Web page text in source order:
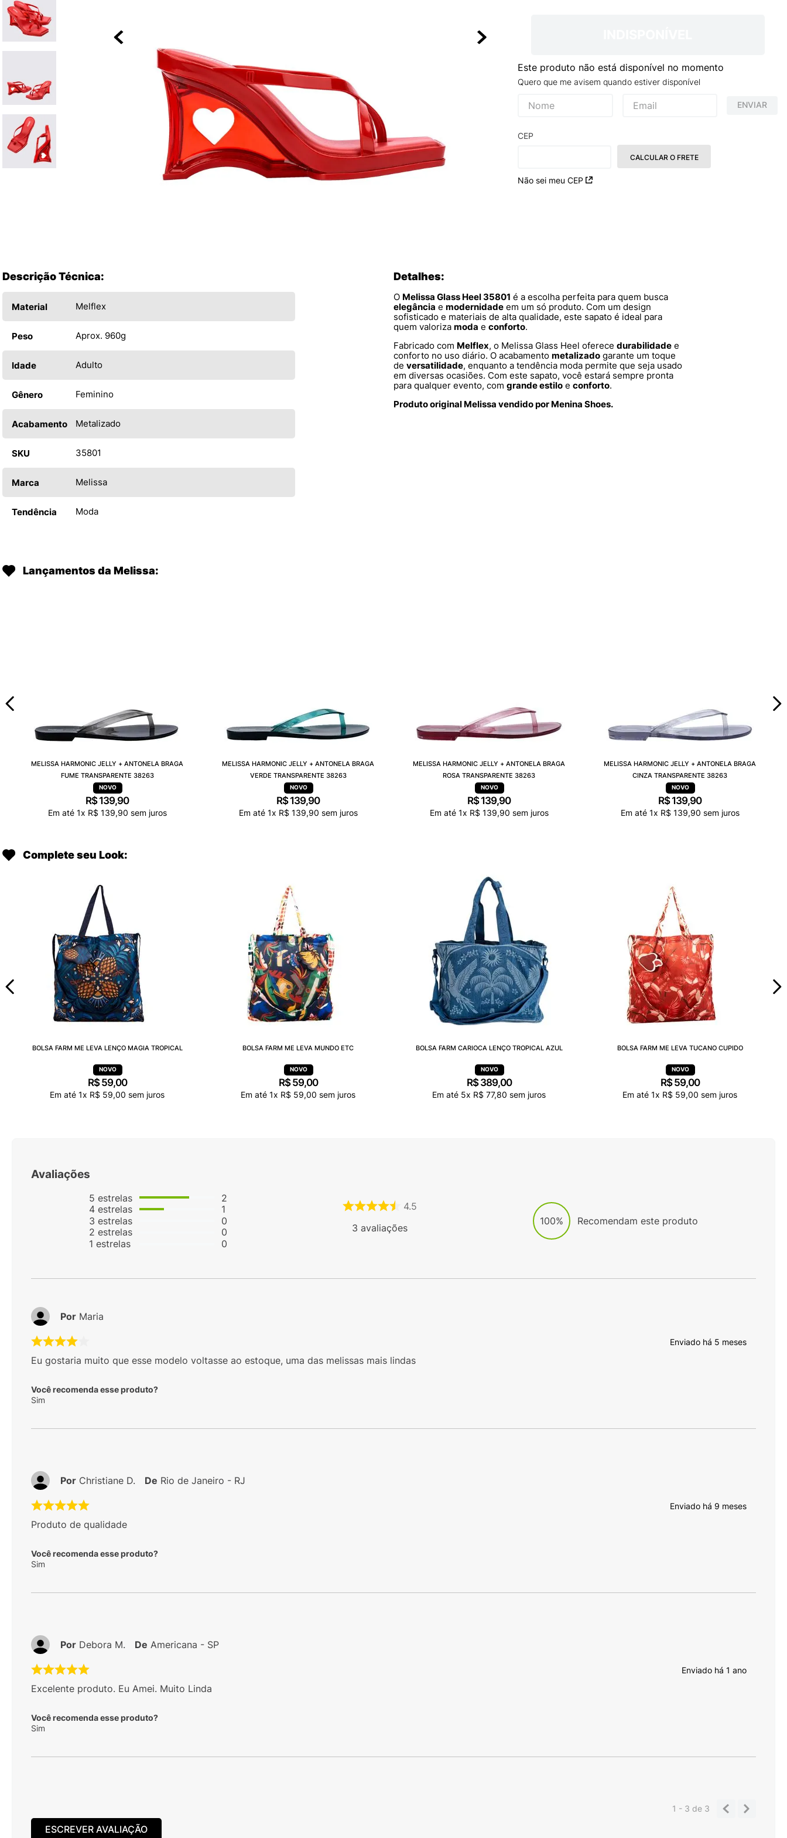
Este produto não está disponível no momento
Quero que me avisem quando estiver disponível
ENVIAR
CEP
Não sei meu CEP
CALCULAR O FRETE
Descrição Técnica:
Material Melflex
Peso Aprox. 960g
Idade Adulto
Gênero Feminino
Acabamento Metalizado
SKU 35801
Marca Melissa
Tendência Moda
Detalhes:
O Melissa Glass Heel 35801 é a escolha perfeita para quem busca
elegância e modernidade em um só produto. Com um design
sofisticado e materiais de alta qualidade, este sapato é ideal para
quem valoriza moda e conforto.
Fabricado com Melflex, o Melissa Glass Heel oferece durabilidade e
conforto no uso diário. O acabamento metalizado garante um toque
de versatilidade, enquanto a tendência moda permite que seja usado
em diversas ocasiões. Com este sapato, você estará sempre pronta
para qualquer evento, com grande estilo e conforto.
Produto original Melissa vendido por Menina Shoes.
Lançamentos da Melissa:
MELISSA HARMONIC JELLY + ANTONELA BRAGA
FUME TRANSPARENTE 38263
R$ 139,90
Em até 1x R$ 139,90 sem juros
MELISSA HARMONIC JELLY + ANTONELA BRAGA
VERDE TRANSPARENTE 38263
R$ 139,90
Em até 1x R$ 139,90 sem juros
MELISSA HARMONIC JELLY + ANTONELA BRAGA
ROSA TRANSPARENTE 38263
R$ 139,90
Em até 1x R$ 139,90 sem juros
MELISSA HARMONIC JELLY + ANTONELA BRAGA
CINZA TRANSPARENTE 38263
R$ 139,90
Em até 1x R$ 139,90 sem juros
Complete seu Look:
BOLSA FARM ME LEVA LENÇO MAGIA TROPICAL
R$ 59,00
Em até 1x R$ 59,00 sem juros
BOLSA FARM ME LEVA MUNDO ETC
R$ 59,00
Em até 1x R$ 59,00 sem juros
BOLSA FARM CARIOCA LENÇO TROPICAL AZUL
R$ 389,00
Em até 5x R$ 77,80 sem juros
BOLSA FARM ME LEVA TUCANO CUPIDO
R$ 59,00
Em até 1x R$ 59,00 sem juros
Avaliações
5 estrelas
4estrelas
3 estrelas
2 estrelas
1 estrelas
2
1
0
0
0
4.5
3 avaliações
100% Recomendam este produto
Enviado há 5 meses
Eu gostaria muito que esse modelo voltasse ao estoque, uma das melissas mais lindas
Você recomenda esse produto?
Sim
Por Maria
Enviado há 9 meses
Produto de qualidade
Você recomenda esse produto?
Sim
Por Christiane D. De Rio de Janeiro - RJ
Enviado há 1 ano
Excelente produto. Eu Amei. Muito Linda
Você recomenda esse produto?
Sim
Por Debora M. De Americana - SP
1 - 3de 3
ESCREVER AVALIAÇÃO